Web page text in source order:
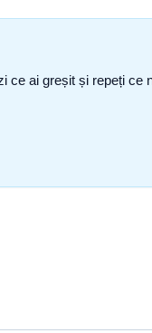
ai greșit și repeți